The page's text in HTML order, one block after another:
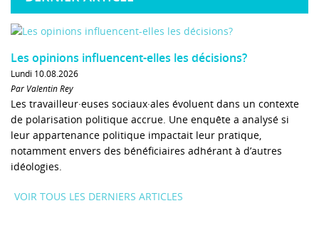
Les opinions influencent-elles les décisions?
Lundi 10.08.2026
Par Valentin Rey
Les travailleur·euses sociaux·ales évoluent dans un contexte
de polarisation politique accrue. Une enquête a analysé si
leur appartenance politique impactait leur pratique,
notamment envers des bénéficiaires adhérant à d’autres
idéologies.
VOIR TOUS LES DERNIERS ARTICLES